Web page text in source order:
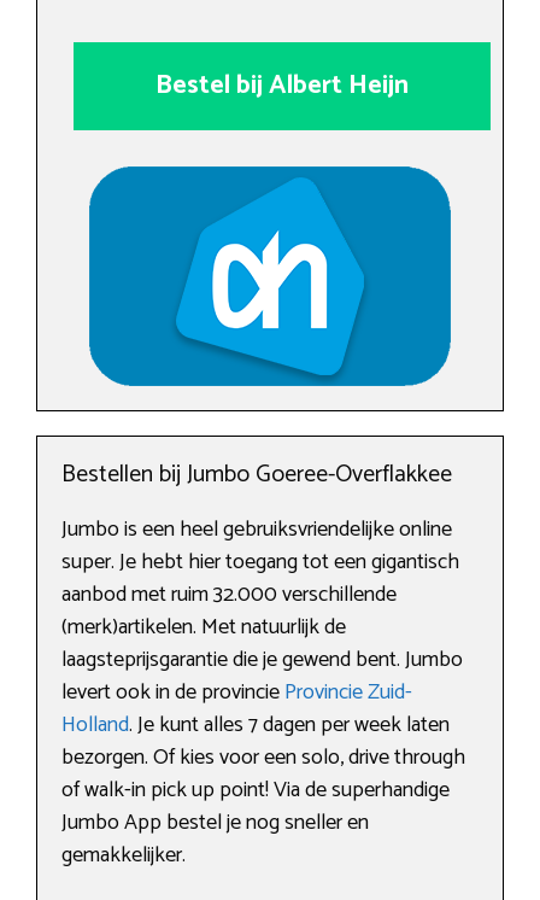
Bestel bij Albert Heijn
Bestellen bij Jumbo Goeree-Overflakkee
Jumbo is een heel gebruiksvriendelijke online
super. Je hebt hier toegang tot een gigantisch
aanbod met ruim 32.000 verschillende
(merk)artikelen. Met natuurlijk de
laagsteprijsgarantie die je gewend bent. Jumbo
levert ook in de provincieProvincie Zuid-
Holland. Je kunt alles 7 dagen per week laten
bezorgen. Of kies voor een solo, drive through
of walk-in pick up point! Via de superhandige
Jumbo App bestel je nog sneller en
gemakkelijker.